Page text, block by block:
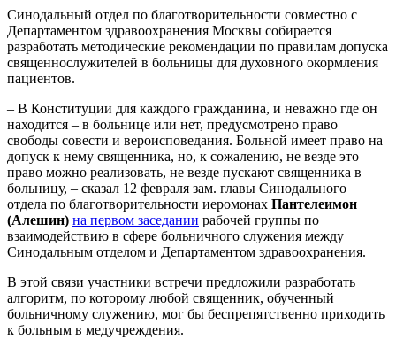
Синодальный отдел по благотворительности совместно с
Департаментом здравоохранения Москвы собирается
разработать методические рекомендации по правилам допуска
священнослужителей в больницы для духовного окормления
пациентов.
– В Конституции для каждого гражданина, и неважно где он
находится – в больнице или нет, предусмотрено право
свободы совести и вероисповедания. Больной имеет право на
допуск к нему священника, но, к сожалению, не везде это
право можно реализовать, не везде пускают священника в
больницу, – сказал 12 февраля зам. главы Синодального
отдела по благотворительности иеромонах Пантелеимон
(Алешин) на первом заседании рабочей группы по
взаимодействию в сфере больничного служения между
Синодальным отделом и Департаментом здравоохранения.
В этой связи участники встречи предложили разработать
алгоритм, по которому любой священник, обученный
больничному служению, мог бы беспрепятственно приходить
к больным в медучреждения.